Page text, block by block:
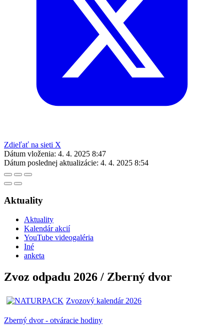
Zdieľať na sieti X
Dátum vloženia: 4. 4. 2025 8:47
Dátum poslednej aktualizácie: 4. 4. 2025 8:54
Aktuality
Aktuality
Kalendár akcií
YouTube videogaléria
Iné
anketa
Zvoz odpadu 2026 / Zberný dvor
Zvozový kalendár 2026
Zberný dvor - otváracie hodiny